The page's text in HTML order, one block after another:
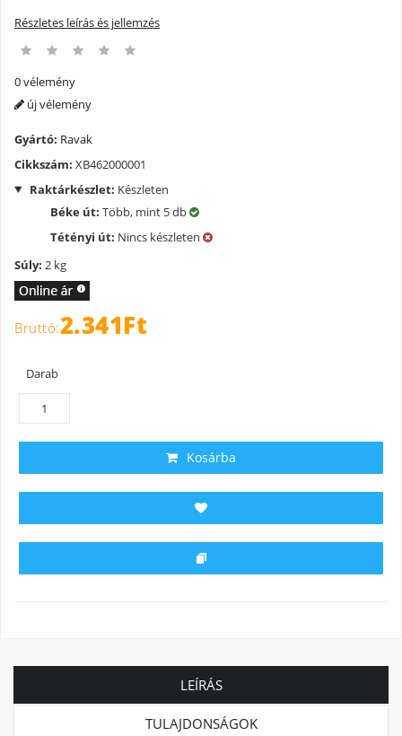
Részletes leírás és jellemzés
0 vélemény
új vélemény
Gyártó: Ravak
Cikkszám: XB462000001
Raktárkészlet: Készleten
Béke út: Több, mint 5 db
Tétényi út: Nincs készleten
Súly: 2 kg
2.341Ft
Darab
Kosárba
LEÍRÁS
TULAJDONSÁGOK